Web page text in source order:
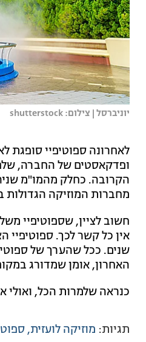
יוניברסל | צילום: shutterstock
לאחרונה ספוטיפיי סופגת
הקרובה. כחלק מהמו"מ
מחברות המוזיקה הגדולות
חשוב לציין, שספוטיפיי
שנים. ככל שהערך של
האחרון, אומן שמדורג במקום ה-100 אלף הכפיל את התמלוגים
כנראה שלמרות הכל, ואולי
תגיות: מוזיקה לועזית